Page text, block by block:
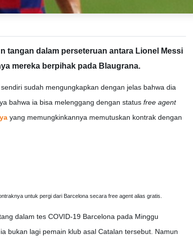
tangan dalam perseteruan antara Lionel Messi
mereka berpihak pada Blaugrana.
sudah mengungkapkan dengan jelas bahwa dia
bahwa ia bisa melenggang dengan status free agent
yang memungkinkannya memutuskan kontrak dengan
untuk pergi dari Barcelona secara free agent alias gratis.
dalam tes COVID-19 Barcelona pada Minggu
bukan lagi pemain klub asal Catalan tersebut. Namun